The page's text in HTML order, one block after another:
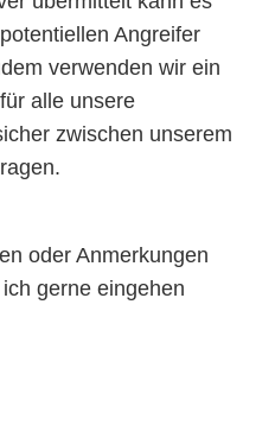
Angreifer
verwenden wir ein
alle unsere
zwischen unserem
oder Anmerkungen
gerne eingehen